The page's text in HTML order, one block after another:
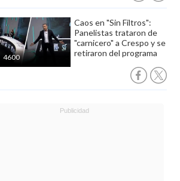
4600
Caos en "Sin Filtros":
Panelistas trataron de
"carnicero" a Crespo y se
retiraron del programa